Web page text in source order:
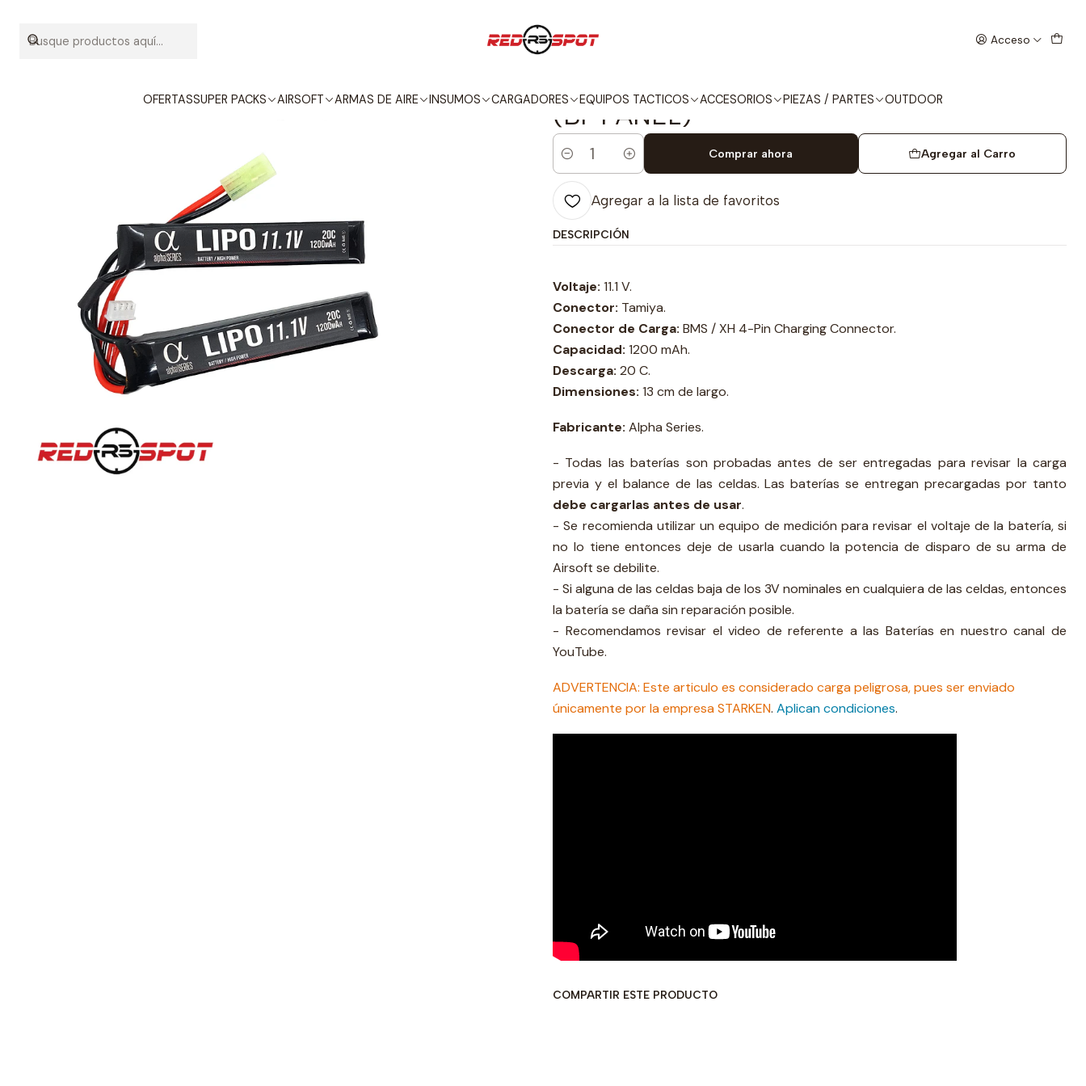
Acceso
OFERTASSUPER PACKS AIRSOFT ARMAS DE AIRE INSUMOS CARGADORES EQUIPOS TACTICOS ACCESORIOS PIEZAS / PARTES OUTDOOR
ALPHA SERIES LI-PO 11.1V 1200 mAh 20C
(BI-PANEL)
Cantidad
Agregar al Carro
Comprar ahora
Agregar a la lista de favoritos
DESCRIPCIÓN
Voltaje: 11.1 V.
Conector: Tamiya.
Conector de Carga: BMS / XH 4-Pin Charging Connector.
Capacidad: 1200 mAh.
Descarga: 20 C.
Dimensiones: 13 cm de largo.
Fabricante: Alpha Series.
- Todas las baterías son probadas antes de ser entregadas para revisar la carga
previa y el balance de las celdas. Las baterías se entregan precargadas por tanto
debe cargarlas antes de usar.
- Se recomienda utilizar un equipo de medición para revisar el voltaje de la batería, si
no lo tiene entonces deje de usarla cuando la potencia de disparo de su arma de
Airsoft se debilite.
- Si alguna de las celdas baja de los 3V nominales en cualquiera de las celdas, entonces
la batería se daña sin reparación posible.
- Recomendamos revisar el video de referente a las Baterías en nuestro canal de
YouTube.
ADVERTENCIA: Este articulo es considerado carga peligrosa, pues ser enviado
únicamente por la empresa STARKEN. Aplican condiciones.
COMPARTIR ESTE PRODUCTO